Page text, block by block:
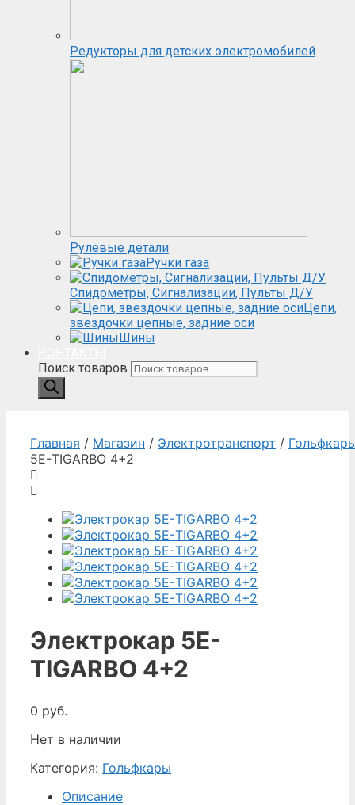
Редукторы для детских электромобилей
Рулевые детали
Ручки газа
Спидометры, Сигнализации, Пульты Д/У
Цепи,
звездочки цепные, задние оси
Шины
Поиск товаров
Главная / Магазин / Электротранспорт /
5Е-TIGARBO 4+2
Электрокар 5Е-
TIGARBO 4+2
0 руб.
Нет в наличии
Категория: Гольфкары
Описание